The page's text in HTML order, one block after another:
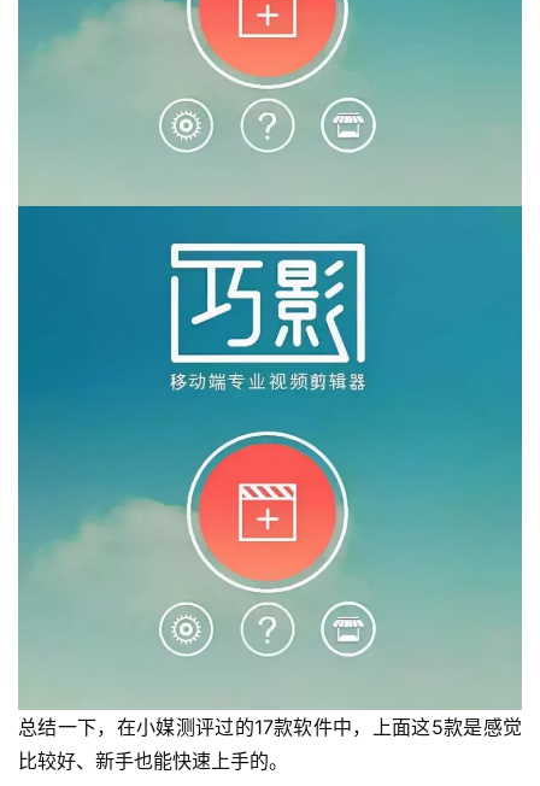
总结一下，在小媒测评过的17款软件中，上面这5款是感觉
比较好、新手也能快速上手的。